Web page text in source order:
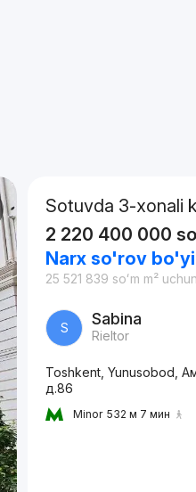
Sotuvda 3-xonali
2 220 400 000
Narx so'rov
25 521 839 soʻm m² uchun
S Sabina
Rieltor
Toshkent, Yunusobod,
д.86
Minor 532 м 7 мин